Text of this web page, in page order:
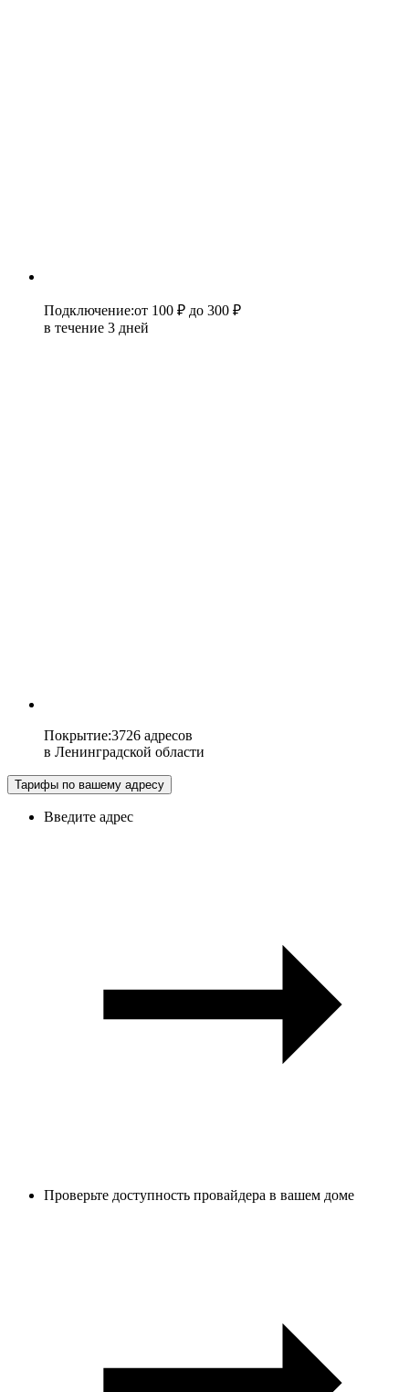
Подключение:от 100 ₽ до 300 ₽
в течение 3 дней
Покрытие:3726 адресов
в Ленинградской области
Тарифы по вашему адресу
Введите адрес
Проверьте доступность провайдера в вашем доме